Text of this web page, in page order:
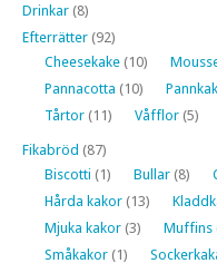
Drinkar (8)
Efterrätter (92)
Cheesekake (10)
Pannacotta (10)
Tårtor (11) Våfflor (5)
Fikabröd (87)
Biscotti (1) Bullar (8)
Hårda kakor (13)
Mjuka kakor (3) Muffins
Småkakor (1)